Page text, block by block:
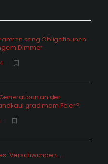
seng Obligatiounen
Dimmer
an der
grad mam Feier?
Verschwunden….